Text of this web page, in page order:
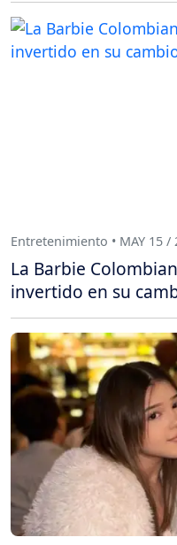
Entretenimiento • MAY 15 /
La Barbie
invertido en su